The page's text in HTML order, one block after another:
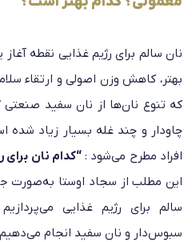
نان سالم برای رژیم غذایی نقطه
بهتر، کاهش وزن اصولی و ارتقاء
که تنوع نان‌ها از نان سفید صنعتی
چاودار و چند غله بسیار زیاد شده
افراد مطرح می‌شود : “کدام نان
این مطلب از سجاد اوستا به‌صورت
سالم برای رژیم غذایی
سبوس‌دار و نان سفید انجام